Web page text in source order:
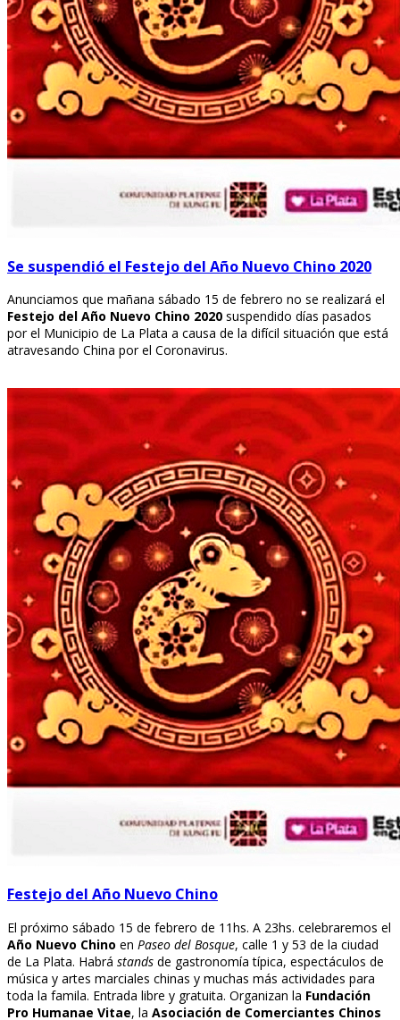
Se suspendió el Festejo del Año Nuevo Chino 2020
Anunciamos que mañana sábado 15 de febrero no se realizará el
Festejo del Año Nuevo Chino 2020 suspendido días pasados
por el Municipio de La Plata a causa de la difícil situación que está
atravesando China por el Coronavirus.
Festejo del Año Nuevo Chino
El próximo sábado 15 de febrero de 11hs. A 23hs. celebraremos el
Año Nuevo Chino en Paseo del Bosque, calle 1 y 53 de la ciudad
de La Plata. Habrá stands de gastronomía típica, espectáculos de
música y artes marciales chinas y muchas más actividades para
toda la famila. Entrada libre y gratuita. Organizan la Fundación
Pro Humanae Vitae, la Asociación de Comerciantes Chinos